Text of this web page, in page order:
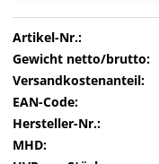
Artikel-Nr.:
Gewicht netto/brutto:
Versandkostenanteil:
EAN-Code:
Hersteller-Nr.:
MHD: